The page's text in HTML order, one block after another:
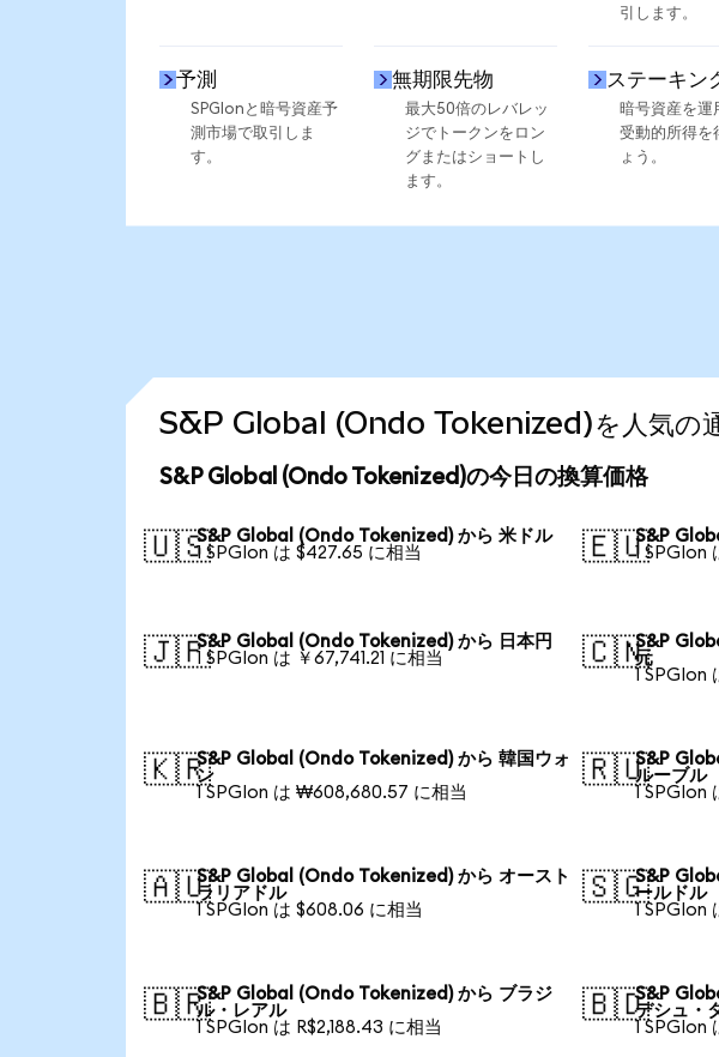
引します。
予測
SPGIonと暗号資産予
測市場で取引しま
す。
無期限先物
最大50倍のレバレッ
ジでトークンをロン
グまたはショートし
ます。
ステーキン
暗号資産を運
受動的所得を
ょう。
S&P Global (Ondo Tokenized)を人気の通
S&P Global (Ondo Tokenized)の今日の換算価格
🇺🇸S&P Global (Ondo Tokenized) から 米ドル
1 SPGIon は $427.65 に相当
🇪🇺S&P
1 SPGIon
🇯🇵S&P Global (Ondo Tokenized) から 日本円
1 SPGIon は ￥67,741.21 に相当
🇨🇳S&P
元
1 SPGIon
🇰🇷S&P Global (Ondo Tokenized) から 韓国ウォ
ン
1 SPGIon は ₩608,680.57 に相当
🇷🇺S&P
ルーブル
1 SPGIon
🇦🇺S&P Global (Ondo Tokenized) から オースト
ラリアドル
1 SPGIon は $608.06 に相当
🇸🇬S&P
ールドル
1 SPGIon
🇧🇷S&P Global (Ondo Tokenized) から ブラジ
ル・レアル
1 SPGIon は R$2,188.43 に相当
🇧🇩S&P
デシュ・
1 SPGIon